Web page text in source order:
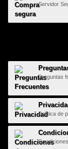
Servidor
Preguntas
Política de